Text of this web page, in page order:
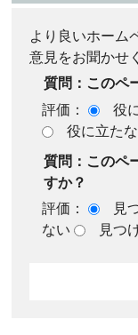
より良いホーム
意見をお聞かせ
質問：このペ
評価：
役
役に立た
質問：このペ
すか？
評価：
見
ない
見つ